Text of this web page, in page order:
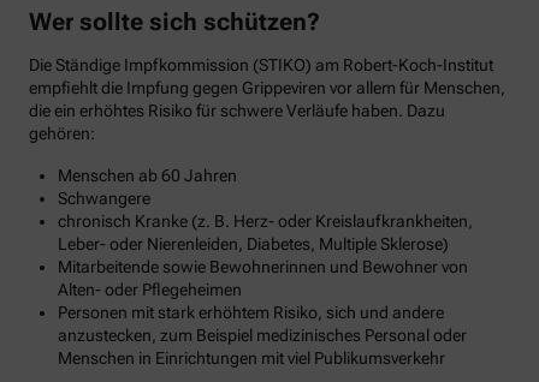
Wer sollte sich schützen?
Die Ständige Impfkommission (STIKO) am Robert-Koch-Institut
empfiehlt die Impfung gegen Grippeviren vor allem für Menschen,
die ein erhöhtes Risiko für schwere Verläufe haben. Dazu
gehören:
Menschen ab 60 Jahren
Schwangere
chronisch Kranke (z. B. Herz- oder Kreislaufkrankheiten,
Leber- oder Nierenleiden, Diabetes, Multiple Sklerose)
Mitarbeitende sowie Bewohnerinnen und Bewohner von
Alten- oder Pflegeheimen
Personen mit stark erhöhtem Risiko, sich und andere
anzustecken, zum Beispiel medizinisches Personal oder
Menschen in Einrichtungen mit viel Publikumsverkehr